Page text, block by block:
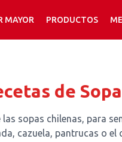
MAYOR PRODUCTOS
de
sopas chilenas, para
cazuela, pantrucas o